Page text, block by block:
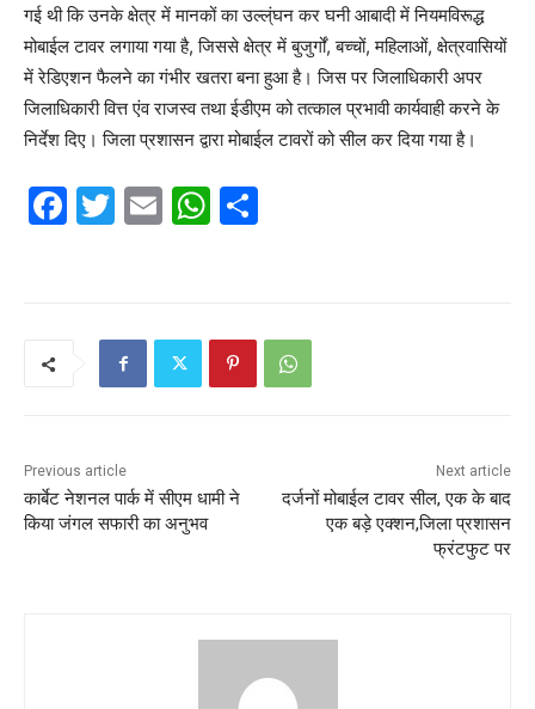
गई थी कि उनके क्षेत्र में मानकों का उल्ल्ंघन कर घनी आबादी में नियमविरूद्ध
मोबाईल टावर लगाया गया है, जिससे क्षेत्र में बुजुर्गों, बच्चों, महिलाओं, क्षेत्रवासियों
में रेडिएशन फैलने का गंभीर खतरा बना हुआ है। जिस पर जिलाधिकारी अपर
जिलाधिकारी वित्त एंव राजस्व तथा ईडीएम को तत्काल प्रभावी कार्यवाही करने के
निर्देश दिए। जिला प्रशासन द्वारा मोबाईल टावरों को सील कर दिया गया है।
F
k
T
E
W
A
p
Previous article
कार्बेट नेशनल पार्क में सीएम धामी ने
किया जंगल सफारी का अनुभव
Next article
दर्जनों मोबाईल टावर सील, एक के बाद
एक बड़े एक्शन,जिला प्रशासन
फ्रंटफुट पर